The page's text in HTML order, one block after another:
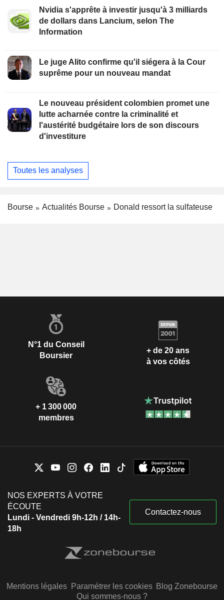
Nvidia s'apprête à investir jusqu'à 3 milliards
de dollars dans Lancium, selon The
Information
Le juge Alito confirme qu'il siégera à la Cour
suprême pour un nouveau mandat
Le nouveau président colombien promet une
lutte acharnée contre la criminalité et
l'austérité budgétaire lors de son discours
d'investiture
Toutes les analyses
Bourse Actualités Bourse Donald ressort la sulfateuse
N°1 du Conseil
Boursier
+ de 20 ans
à vos côtés
+ 1 300 000
membres
NOS EXPERTS À VOTRE
ÉCOUTE
Lundi - Vendredi 9h-12h / 14h-
18h
Contactez-nous
Mentions légales Paramétrer les cookies Blog Zonebourse
Qui sommes-nous ?